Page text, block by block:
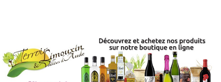
Conçu et réalisé par
Le Studio Kevengo